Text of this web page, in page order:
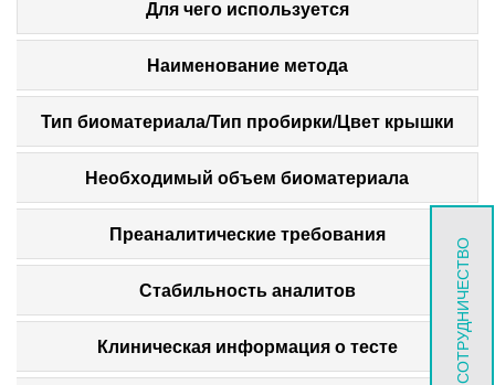
Для чего используется
Наименование метода
Тип биоматериала/Тип пробирки/Цвет крышки
Необходимый объем биоматериала
Преаналитические требования
Стабильность аналитов
Клиническая информация о тесте СОТРУДНИЧЕСТВО